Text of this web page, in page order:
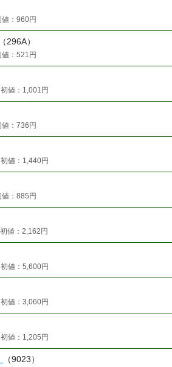
：960円
（296A）
：521円
値：1,001円
：736円
値：1,440円
：885円
値：2,162円
値：5,600円
値：3,060円
値：1,205円
（9023）